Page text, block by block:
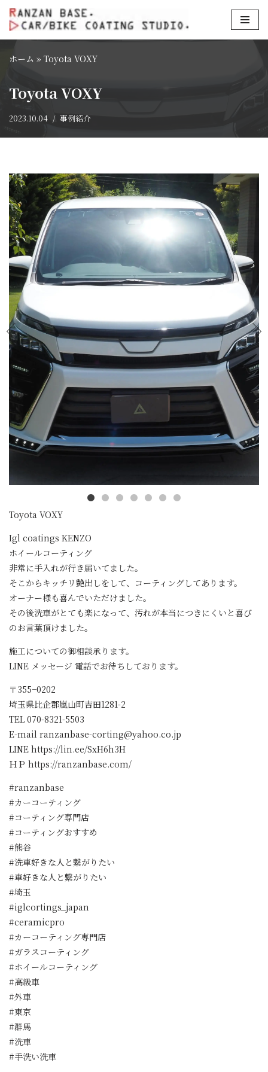
コ
テ
ツ
ス
キ
ホーム » Toyota VOXY
Toyota VOXY
2023.10.04 事例紹介
Toyota VOXY
Igl coatings KENZO
ホイールコーティング
非常に手入れが行き届いてました。
そこからキッチリ艶出しをして、コーティングしてあります。
オーナー様も喜んでいただけました。
その後洗車がとても楽になって、汚れが本当につきにくいと喜び
のお言葉頂けました。
施工についての御相談承ります。
LINE メッセージ 電話でお待ちしております。
〒355−0202
埼玉県比企郡嵐山町吉田1281-2
TEL 070-8321-5503
E-mail ranzanbase-corting@yahoo.co.jp
LINE https://lin.ee/SxH6h3H
ＨＰ https://ranzanbase.com/
#ranzanbase
#カーコーティング
#コーティング専門店
#コーティングおすすめ
#熊谷
#洗車好きな人と繋がりたい
#車好きな人と繋がりたい
#埼玉
#iglcortings_japan
#ceramicpro
#カーコーティング専門店
#ガラスコーティング
#ホイールコーティング
#高級車
#外車
#東京
#群馬
#洗車
#手洗い洗車